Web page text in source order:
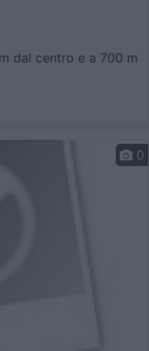
dal centro e a 700 m
0